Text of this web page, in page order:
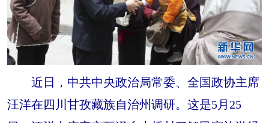
近日，中共中央政治局常委、全国政协主席
汪洋在四川甘孜藏族自治州调研。这是5月25